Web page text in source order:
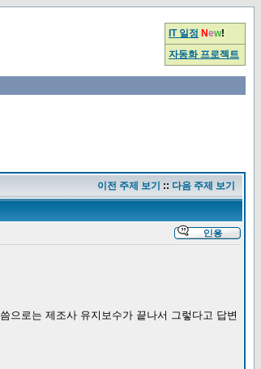
IT 일정 New!
자동화 프로젝트
이전 주제 보기 :: 다음 주제 보기
으로는 제조사 유지보수가 끝나서 그렇다고 답변